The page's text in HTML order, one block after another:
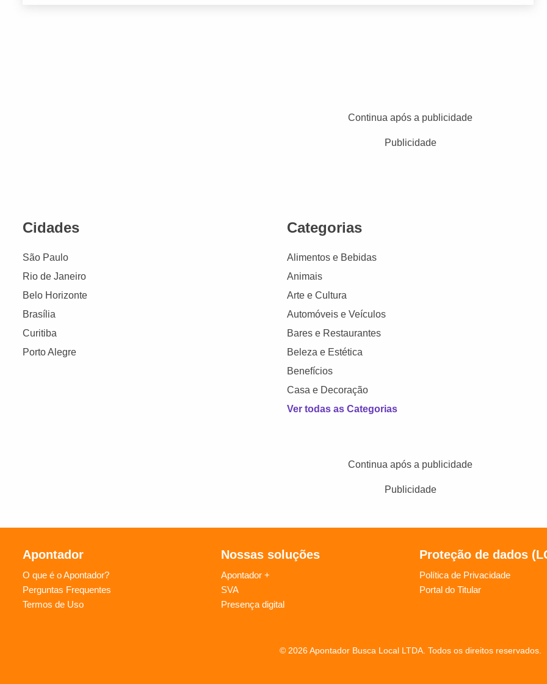
Continua após a publicidade
Publicidade
Cidades
São Paulo
Rio de Janeiro
Belo Horizonte
Brasília
Curitiba
Porto Alegre
Categorias
Alimentos e Bebidas
Animais
Arte e Cultura
Automóveis e Veículos
Bares e Restaurantes
Beleza e Estética
Benefícios
Casa e Decoração
Ver todas as Categorias
Continua após a publicidade
Publicidade
Apontador
O que é o Apontador?
Perguntas Frequentes
Termos de Uso
Nossas soluções
Apontador +
SVA
Presença digital
Proteção de dados
Política de Privacidade
Portal do Titular
© 2026 Apontador Busca Local LTDA. Todos os direitos reservados.